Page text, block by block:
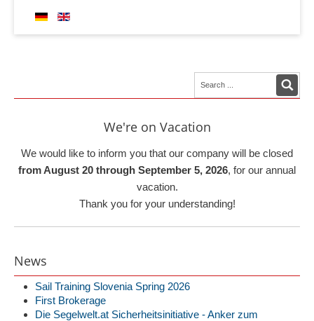
We're on Vacation
We would like to inform you that our company will be closed
from August 20 through September 5, 2026, for our annual
vacation.
Thank you for your understanding!
News
Sail Training Slovenia Spring 2026
First Brokerage
Die Segelwelt.at Sicherheitsinitiative - Anker zum